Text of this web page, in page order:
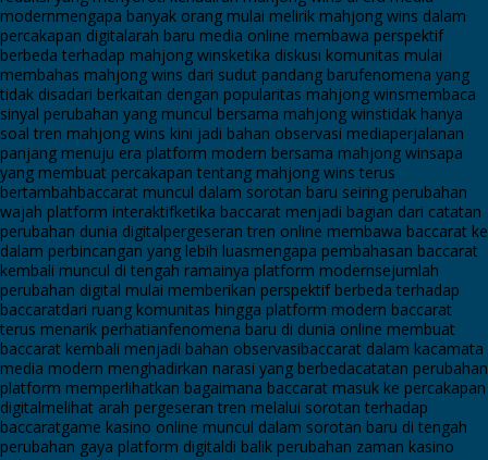
modernmengapa banyak orang mulai melirik mahjong wins dalam
percakapan digitalarah baru media online membawa perspektif
berbeda terhadap mahjong winsketika diskusi komunitas mulai
membahas mahjong wins dari sudut pandang barufenomena yang
tidak disadari berkaitan dengan popularitas mahjong winsmembaca
sinyal perubahan yang muncul bersama mahjong winstidak hanya
soal tren mahjong wins kini jadi bahan observasi mediaperjalanan
panjang menuju era platform modern bersama mahjong winsapa
yang membuat percakapan tentang mahjong wins terus
bertambahbaccarat muncul dalam sorotan baru seiring perubahan
wajah platform interaktifketika baccarat menjadi bagian dari catatan
perubahan dunia digitalpergeseran tren online membawa baccarat ke
dalam perbincangan yang lebih luasmengapa pembahasan baccarat
kembali muncul di tengah ramainya platform modernsejumlah
perubahan digital mulai memberikan perspektif berbeda terhadap
baccaratdari ruang komunitas hingga platform modern baccarat
terus menarik perhatianfenomena baru di dunia online membuat
baccarat kembali menjadi bahan observasibaccarat dalam kacamata
media modern menghadirkan narasi yang berbedacatatan perubahan
platform memperlihatkan bagaimana baccarat masuk ke percakapan
digitalmelihat arah pergeseran tren melalui sorotan terhadap
baccaratgame kasino online muncul dalam sorotan baru di tengah
perubahan gaya platform digitaldi balik perubahan zaman kasino